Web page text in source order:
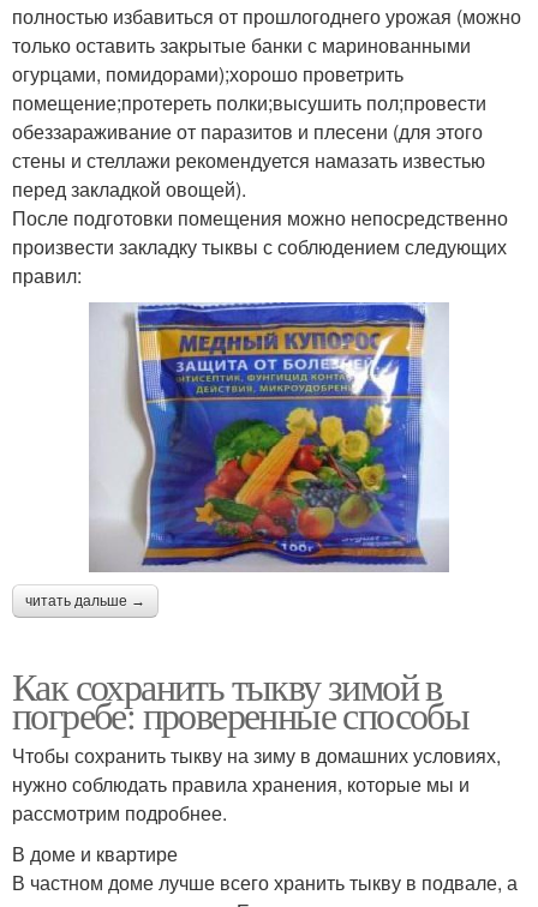
полностью избавиться от прошлогоднего урожая (можно
только оставить закрытые банки с маринованными
огурцами, помидорами);хорошо проветрить
помещение;протереть полки;высушить пол;провести
обеззараживание от паразитов и плесени (для этого
стены и стеллажи рекомендуется намазать известью
перед закладкой овощей).
После подготовки помещения можно непосредственно
произвести закладку тыквы с соблюдением следующих
правил:
читать дальше →
Как сохранить тыкву зимой в
погребе: проверенные способы
Чтобы сохранить тыкву на зиму в домашних условиях,
нужно соблюдать правила хранения, которые мы и
рассмотрим подробнее.
В доме и квартире
В частном доме лучше всего хранить тыкву в подвале, а